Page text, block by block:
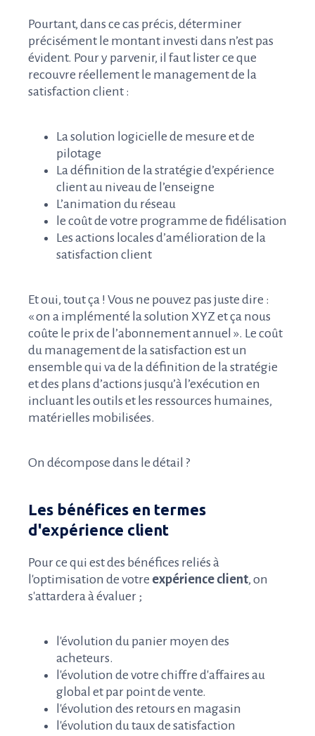
Pourtant, dans ce cas précis, déterminer
précisément le montant investi dans n’est pas
évident. Pour y parvenir, il faut lister ce que
recouvre réellement le management de la
satisfaction client :
La solution logicielle de mesure et de
pilotage
La définition de la stratégie d’expérience
client au niveau de l’enseigne
L’animation du réseau
le coût de votre programme de fidélisation
Les actions locales d’amélioration de la
satisfaction client
Et oui, tout ça ! Vous ne pouvez pas juste dire :
« on a implémenté la solution XYZ et ça nous
coûte le prix de l’abonnement annuel ». Le coût
du management de la satisfaction est un
ensemble qui va de la définition de la stratégie
et des plans d’actions jusqu’à l’exécution en
incluant les outils et les ressources humaines,
matérielles mobilisées.
On décompose dans le détail ?
Les bénéfices en termes
d'expérience client
Pour ce qui est des bénéfices reliés à
l'optimisation de votre expérience client, on
s'attardera à évaluer ;
l'évolution du panier moyen des
acheteurs.
l'évolution de votre chiffre d'affaires au
global et par point de vente.
l'évolution des retours en magasin
l'évolution du taux de satisfaction